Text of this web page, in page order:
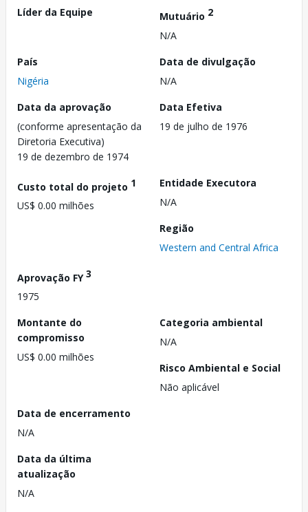
Líder da Equipe
Mutuário 2
N/A
País
Nigéria
Data de divulgação
N/A
Data da aprovação
(conforme apresentação da
Diretoria Executiva)
19 de dezembro de 1974
Data Efetiva
19 de julho de 1976
Custo total do projeto 1
US$ 0.00 milhões
Entidade Executora
N/A
Região
Western and Central Africa
Aprovação FY3
1975
Montante do
compromisso
US$ 0.00 milhões
Categoria ambiental
N/A
Risco Ambiental e Social
Não aplicável
Data de encerramento
N/A
Data da última
atualização
N/A